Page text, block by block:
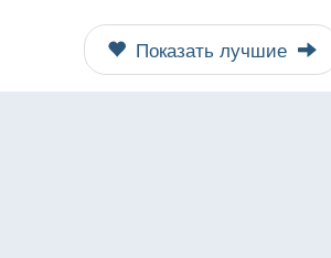
Показать лучшие